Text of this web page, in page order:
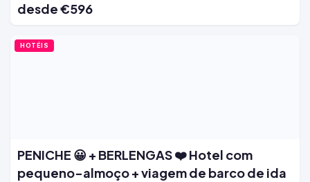
desde €596
HOTÉIS
PENICHE 😀 + BERLENGAS ❤️ Hotel com
pequeno-almoço + viagem de barco de ida